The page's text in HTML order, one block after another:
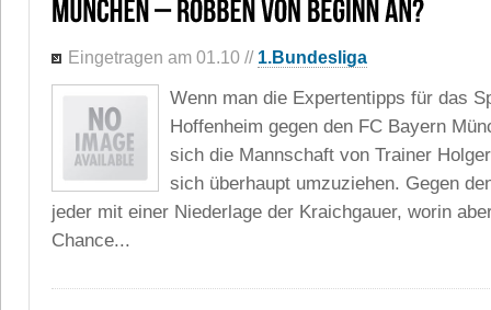
Eingetragen am 01.10 // 1.Bundesliga
Wenn man die Expertentipps für das
Hoffenheim gegen den FC Bayern
sich die Mannschaft von Trainer
sich überhaupt umzuziehen. Gegen
jeder mit einer Niederlage der Kraichgauer, worin
Chance...